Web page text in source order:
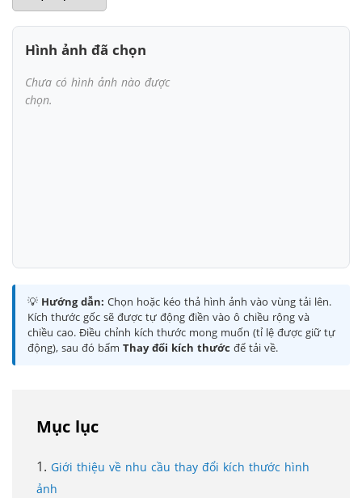
Hình ảnh đã chọn
Chưa có hình ảnh nào được
chọn.
💡 Hướng dẫn: Chọn hoặc kéo thả hình ảnh vào vùng tải lên.
Kích thước gốc sẽ được tự động điền vào ô chiều rộng và
chiều cao. Điều chỉnh kích thước mong muốn (tỉ lệ được giữ tự
động), sau đó bấm Thay đổi kích thước để tải về.
Mục lục
Giới thiệu về nhu cầu thay đổi kích thước hình
ảnh